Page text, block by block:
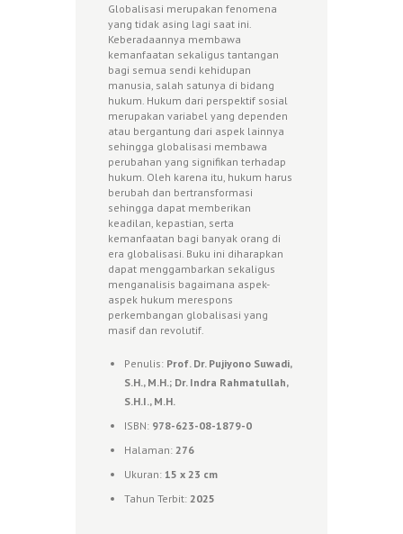
Globalisasi merupakan fenomena
yang tidak asing lagi saat ini.
Keberadaannya membawa
kemanfaatan sekaligus tantangan
bagi semua sendi kehidupan
manusia, salah satunya di bidang
hukum. Hukum dari perspektif sosial
merupakan variabel yang dependen
atau bergantung dari aspek lainnya
sehingga globalisasi membawa
perubahan yang signifikan terhadap
hukum. Oleh karena itu, hukum harus
berubah dan bertransformasi
sehingga dapat memberikan
keadilan, kepastian, serta
kemanfaatan bagi banyak orang di
era globalisasi. Buku ini diharapkan
dapat menggambarkan sekaligus
menganalisis bagaimana aspek-
aspek hukum merespons
perkembangan globalisasi yang
masif dan revolutif.
Penulis: Prof. Dr. Pujiyono Suwadi,
S.H., M.H.; Dr. Indra Rahmatullah,
S.H.I., M.H.
ISBN: 978-623-08-1879-0
Halaman: 276
Ukuran: 15 x 23 cm
Tahun Terbit: 2025